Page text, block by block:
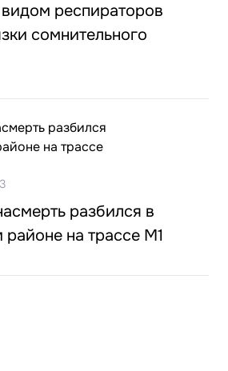
респираторов
сомнительного
разбился в
на трассе М1